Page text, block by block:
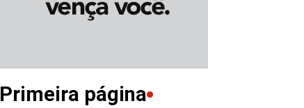
Primeira página